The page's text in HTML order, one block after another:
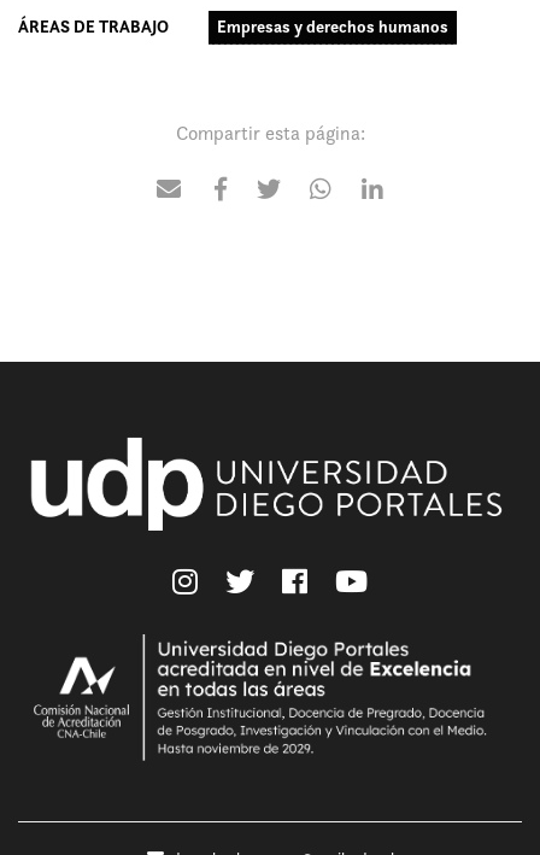
ÁREAS DE TRABAJO Empresas y derechos humanos
Compartir esta página: